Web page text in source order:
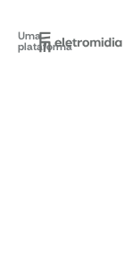
Uma
plataforma